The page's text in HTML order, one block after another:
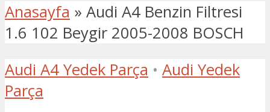
Anasayfa » Audi A4 Benzin Filtresi
1.6 102 Beygir 2005-2008 BOSCH
Audi A4 Yedek Parça • Audi Yedek
Parça